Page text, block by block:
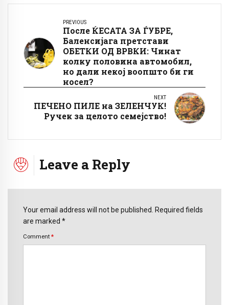
PREVIOUS
После ЌЕСАТА ЗА ЃУБРЕ,
Баленсијага претстави
ОБЕТКИ ОД ВРВКИ: Чинат
колку половина автомобил,
но дали некој воопшто би ги
носел?
NEXT
ПЕЧЕНО ПИЛЕ на ЗЕЛЕНЧУК!
Ручек за целото семејство!
Leave a Reply
Your email address will not be published. Required fields
are marked *
Comment *